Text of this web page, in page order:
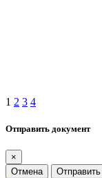
1 2 3 4
Отправить документ
×
Отмена
Отправить